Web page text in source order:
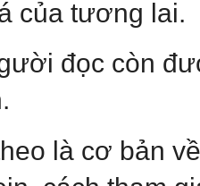
của tương lai.
đọc còn
là cơ bản